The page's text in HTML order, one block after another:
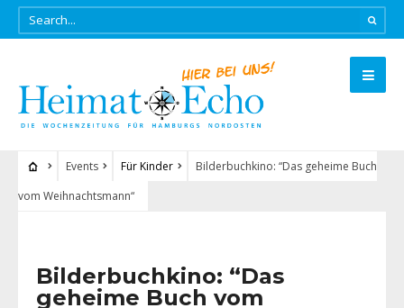
Events Für Kinder
Bilderbuchkino: “Das geheime Buch
vom Weihnachtsmann“
Bilderbuchkino: “Das
geheime Buch vom